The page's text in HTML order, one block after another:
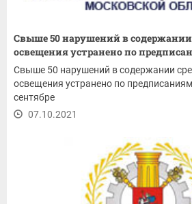
Свыше 50 нарушений в
освещения устранено по
Свыше 50 нарушений в содержании
освещения устранено по
сентябре
07.10.2021